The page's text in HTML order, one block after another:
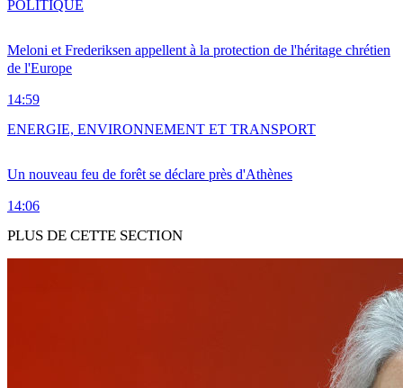
Meloni et Frederiksen appellent à la protection de l'héritage chrétien
de l'Europe
14:59
POLITIQUE
Un nouveau feu de forêt se déclare près d'Athènes
14:06
ENERGIE, ENVIRONNEMENT ET TRANSPORT
PLUS DE CETTE SECTION